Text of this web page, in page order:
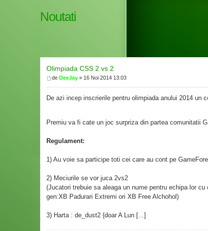
Noutati
Olimpiada CSS 2 vs 2
de DeeJay » 16 Noi 2014 13:03
De azi incep inscrierile pentru olimpiada anului 2014 un
Premiu va fi cate un joc surpriza din partea comunitatii
Regulament:
1) Au voie sa participe toti cei care au cont pe
2) Meciurile se vor juca 2vs2
(Jucatori trebuie sa aleaga un nume pentru echipa lor
gen:XB Padurari Extremi ori XB Free Alchohol)
3) Harta : de_dust2 {doar A Lun [...]